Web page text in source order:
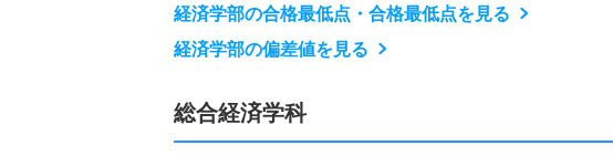
経済学部の合格最低点・合格最低点を見る
経済学部の偏差値を見る
総合経済学科